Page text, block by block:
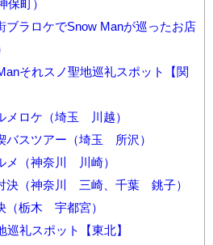
町）
ラロケでSnow Manが巡ったお店
それスノ聖地巡礼スポット【関
メロケ（埼玉 川越）
バスツアー（埼玉 所沢）
メ（神奈川 川崎）
決（神奈川 三崎、千葉 銚子）
（栃木 宇都宮）
巡礼スポット【東北】